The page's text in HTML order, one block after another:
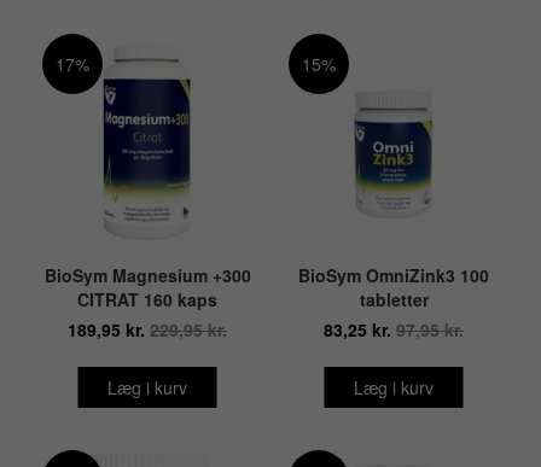
17%
BioSym Magnesium +300
CITRAT 160 kaps
189,95 kr. 229,95 kr.
Læg i kurv
15%
BioSym OmniZink3 100
tabletter
83,25 kr. 97,95 kr.
Læg i kurv